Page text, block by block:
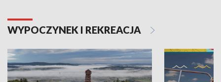
WYPOCZYNEK I REKREACJA